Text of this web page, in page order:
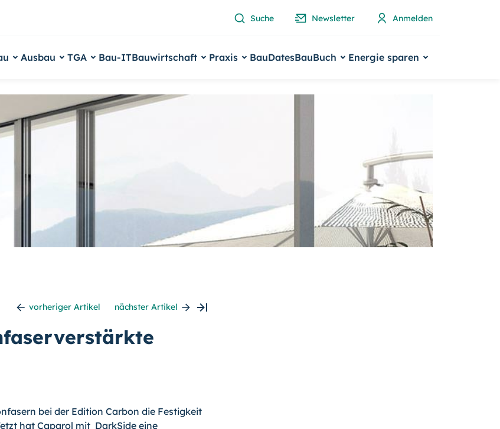
Suche Newsletter Anmelden
Ausbau TGA Bau-ITBauwirtschaft Praxis BauDatesBauBuch Energie sparen
vorheriger Artikel nächster Artikel
bei der Edition Carbon die Festigkeit
hat Caparol mit DarkSide eine